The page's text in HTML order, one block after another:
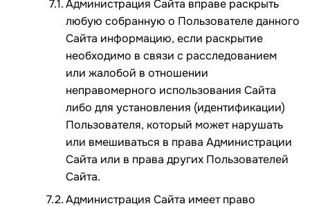
Администрация Сайта вправе раскрыть
любую собранную о Пользователе данного
Сайта информацию, если раскрытие
необходимо в связи с расследованием
или жалобой в отношении
неправомерного использования Сайта
либо для установления (идентификации)
Пользователя, который может нарушать
или вмешиваться в права Администрации
Сайта или в права других Пользователей
Сайта.
Администрация Сайта имеет право